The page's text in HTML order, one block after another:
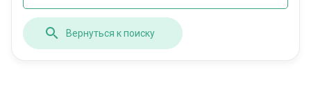
Вернуться к поиску